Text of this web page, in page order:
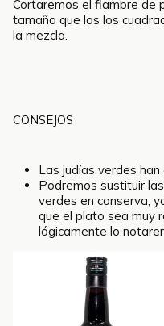
Cortaremos el fiambre de
tamaño que los los
la mezcla.
CONSEJOS
Las judías verdes han
Podremos sustituir
verdes en conserva,
que el plato sea muy
lógicamente lo